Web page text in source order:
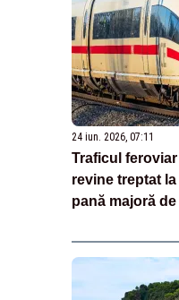
24 iun. 2026, 07:11
Traficul
revine treptat
pană majoră